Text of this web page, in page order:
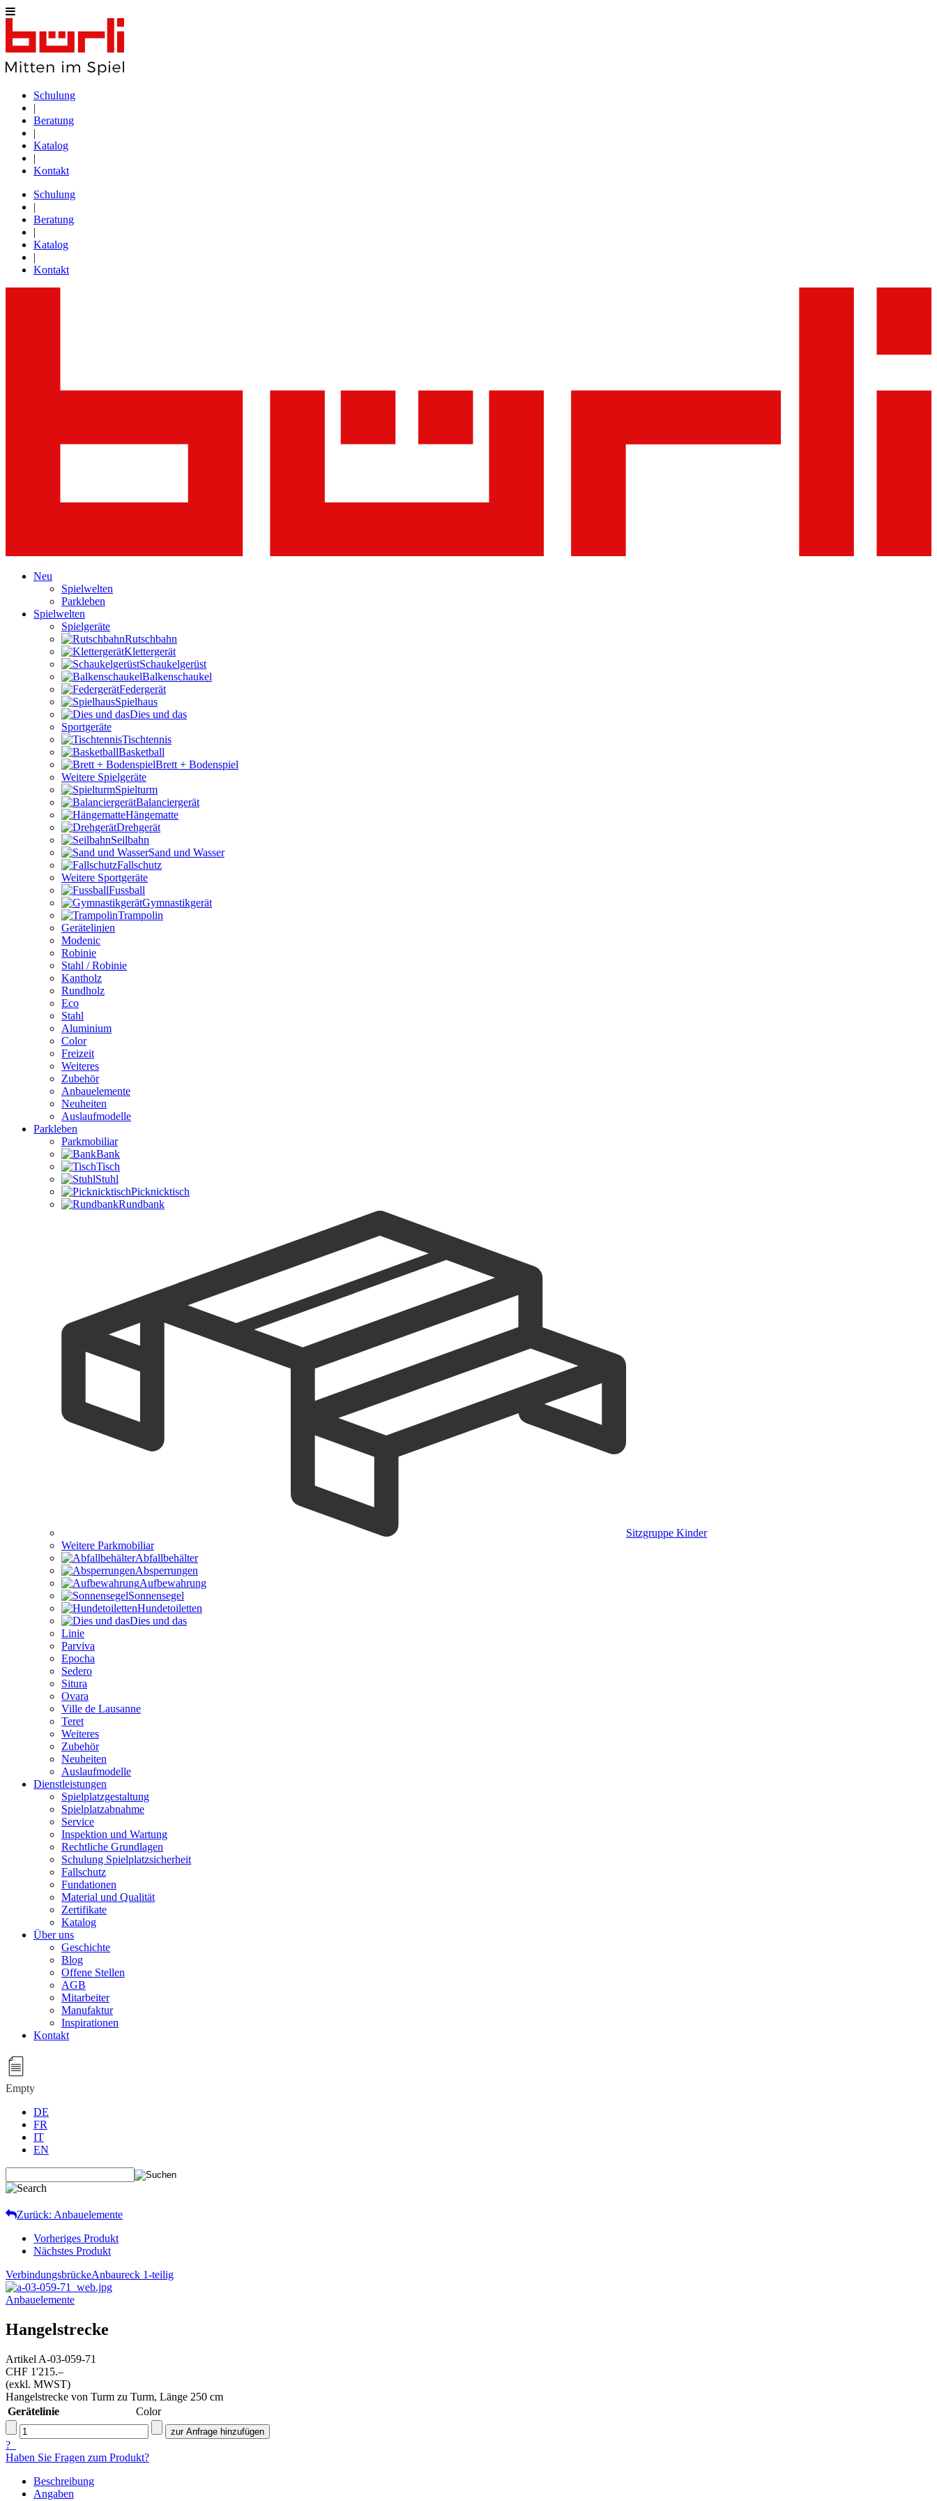
Schulung
|
Beratung
|
Katalog
|
Kontakt
Schulung
|
Beratung
|
Katalog
|
Kontakt
Neu
Spielwelten
Parkleben
Spielwelten
Spielgeräte
Rutschbahn
Klettergerät
Schaukelgerüst
Balkenschaukel
Federgerät
Spielhaus
Dies und das
Sportgeräte
Tischtennis
Basketball
Brett + Bodenspiel
Weitere Spielgeräte
Spielturm
Balanciergerät
Hängematte
Drehgerät
Seilbahn
Sand und Wasser
Fallschutz
Weitere Sportgeräte
Fussball
Gymnastikgerät
Trampolin
Gerätelinien
Modenic
Robinie
Stahl / Robinie
Kantholz
Rundholz
Eco
Stahl
Aluminium
Color
Freizeit
Weiteres
Zubehör
Anbauelemente
Neuheiten
Auslaufmodelle
Parkleben
Parkmobiliar
Bank
Tisch
Stuhl
Picknicktisch
Rundbank
Sitzgruppe Kinder
Weitere Parkmobiliar
Abfallbehälter
Absperrungen
Aufbewahrung
Sonnensegel
Hundetoiletten
Dies und das
Linie
Parviva
Epocha
Sedero
Situra
Ovara
Ville de Lausanne
Teret
Weiteres
Zubehör
Neuheiten
Auslaufmodelle
Dienstleistungen
Spielplatzgestaltung
Spielplatzabnahme
Service
Inspektion und Wartung
Rechtliche Grundlagen
Schulung Spielplatzsicherheit
Fallschutz
Fundationen
Material und Qualität
Zertifikate
Katalog
Über uns
Geschichte
Blog
Offene Stellen
AGB
Mitarbeiter
Manufaktur
Inspirationen
Kontakt
Empty
DE
FR
IT
EN
Zurück: Anbauelemente
Vorheriges Produkt
Nächstes Produkt
VerbindungsbrückeAnbaureck 1-teilig
Anbauelemente
Hangelstrecke
Artikel A-03-059-71
CHF 1'215.–
(exkl. MWST)
Hangelstrecke von Turm zu Turm, Länge 250 cm
Gerätelinie
Color
?
Haben Sie Fragen zum Produkt?
Beschreibung
Angaben